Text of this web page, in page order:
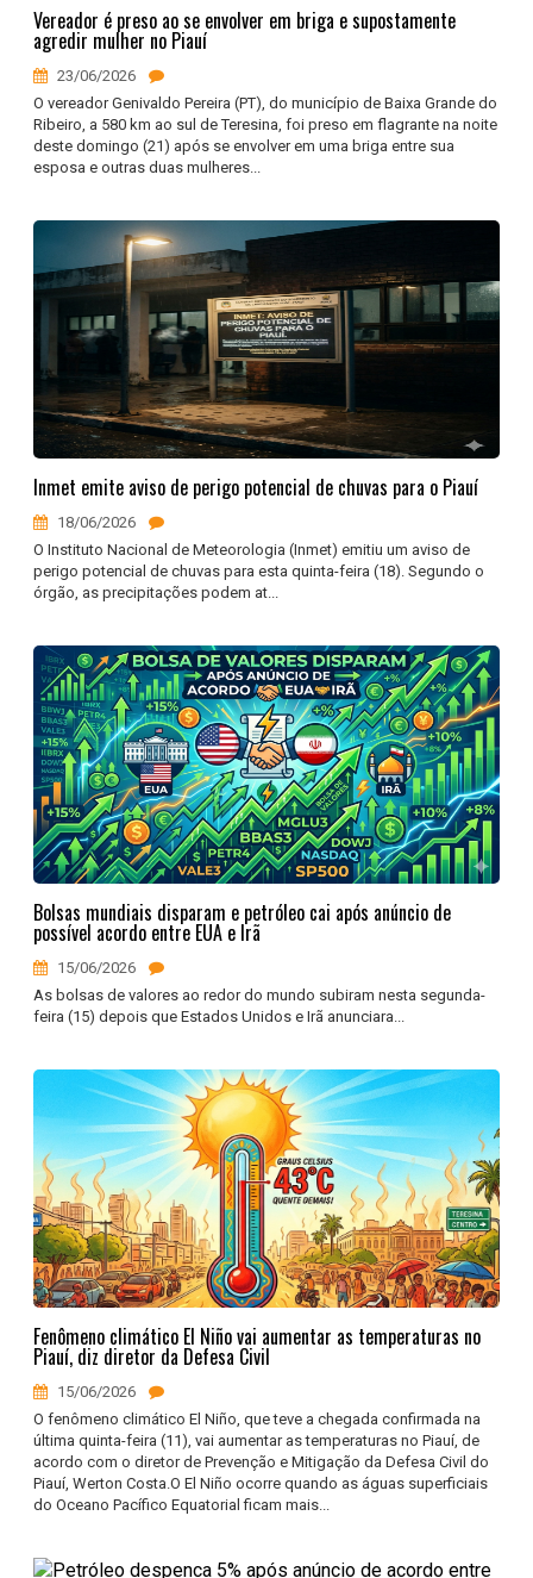
Vereador é preso ao se envolver em briga e supostamente
agredir mulher no Piauí
23/06/2026
O vereador Genivaldo Pereira (PT), do município de Baixa Grande do
Ribeiro, a 580 km ao sul de Teresina, foi preso em flagrante na noite
deste domingo (21) após se envolver em uma briga entre sua
esposa e outras duas mulheres...
Inmet emite aviso de perigo potencial de chuvas para o Piauí
18/06/2026
O Instituto Nacional de Meteorologia (Inmet) emitiu um aviso de
perigo potencial de chuvas para esta quinta-feira (18). Segundo o
órgão, as precipitações podem at...
Bolsas mundiais disparam e petróleo cai após anúncio de
possível acordo entre EUA e Irã
15/06/2026
As bolsas de valores ao redor do mundo subiram nesta segunda-
feira (15) depois que Estados Unidos e Irã anunciara...
Fenômeno climático El Niño vai aumentar as temperaturas no
Piauí, diz diretor da Defesa Civil
15/06/2026
O fenômeno climático El Niño, que teve a chegada confirmada na
última quinta-feira (11), vai aumentar as temperaturas no Piauí, de
acordo com o diretor de Prevenção e Mitigação da Defesa Civil do
Piauí, Werton Costa.O El Niño ocorre quando as águas superficiais
do Oceano Pacífico Equatorial ficam mais...